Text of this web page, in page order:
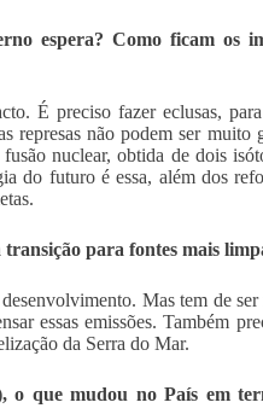
espera? Como ficam os
É preciso fazer eclusas,
represas não podem ser muito
nuclear, obtida de dois
do futuro é essa, além dos
para fontes mais
Mas tem de
essas emissões. Também
da Serra do Mar.
o que mudou no País em